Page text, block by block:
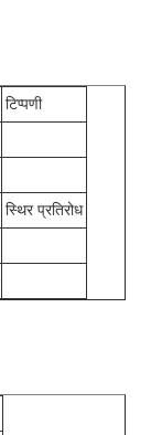
टिप्पणी
स्थिर प्रतिरोध